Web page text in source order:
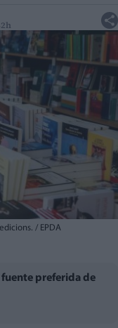
/ EPDA
preferida de